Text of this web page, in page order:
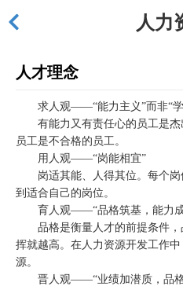
人力
人才理念
求人观——“能力主义”而非“
有能力又有责任心的员工是
员工是不合格的员工。
用人观——“岗能相宜”
岗适其能、人得其位。每个
到适合自己的岗位。
育人观——“品格筑基，能力
品格是衡量人才的前提条件
挥就越高。在人力资源开发工作
源。
晋人观——“业绩加潜质，品